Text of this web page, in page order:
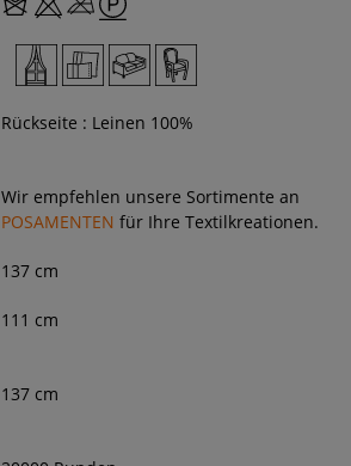
Rückseite : Leinen 100%
Wir empfehlen unsere Sortimente an
POSAMENTEN für Ihre Textilkreationen.
137 cm
111 cm
137 cm